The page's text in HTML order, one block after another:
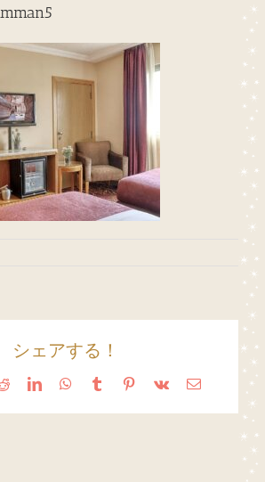
シェアする！
RedditLinkedInWhatsApp
TumblrPinterest
Vk Email